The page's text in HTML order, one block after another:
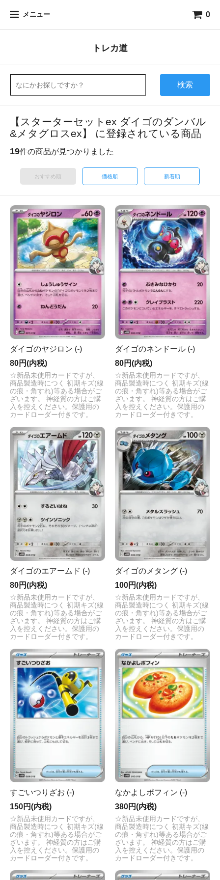
メニュー 0
トレカ道
検索
【スターターセットex ダイゴのダンバル
&メタグロスex】 に登録されている商品
19件の商品が見つかりました
おすすめ順 価格順 新着順
ダイゴのヤジロン (-)
80円(内税)
☆新品未使用カードですが、
商品製造時につく 初期キズ(線
の痕・角すれ)等ある場合がご
ざいます。 神経質の方はご購
入を控えください。保護用の
カードローダー付きです。
ダイゴのネンドール (-)
80円(内税)
☆新品未使用カードですが、
商品製造時につく 初期キズ(線
の痕・角すれ)等ある場合がご
ざいます。 神経質の方はご購
入を控えください。保護用の
カードローダー付きです。
ダイゴのエアームド (-)
80円(内税)
☆新品未使用カードですが、
商品製造時につく 初期キズ(線
の痕・角すれ)等ある場合がご
ざいます。 神経質の方はご購
入を控えください。保護用の
カードローダー付きです。
ダイゴのメタング (-)
100円(内税)
☆新品未使用カードですが、
商品製造時につく 初期キズ(線
の痕・角すれ)等ある場合がご
ざいます。 神経質の方はご購
入を控えください。保護用の
カードローダー付きです。
すごいつりざお (-)
150円(内税)
☆新品未使用カードですが、
商品製造時につく 初期キズ(線
の痕・角すれ)等ある場合がご
ざいます。 神経質の方はご購
入を控えください。保護用の
カードローダー付きです。
なかよしポフィン (-)
380円(内税)
☆新品未使用カードですが、
商品製造時につく 初期キズ(線
の痕・角すれ)等ある場合がご
ざいます。 神経質の方はご購
入を控えください。保護用の
カードローダー付きです。